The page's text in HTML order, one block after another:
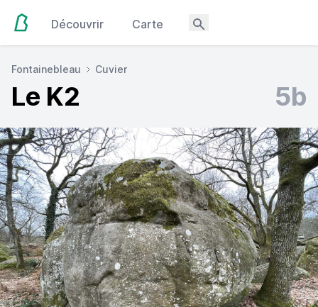
Découvrir Carte
Fontainebleau Cuvier
Le K2 5b